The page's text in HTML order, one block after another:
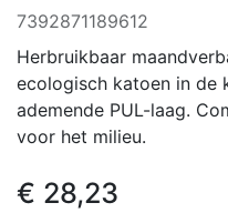
7392871189612
Herbruikbaar
ecologisch katoen in de
ademende PUL-laag.
voor het milieu.
€ 28,23